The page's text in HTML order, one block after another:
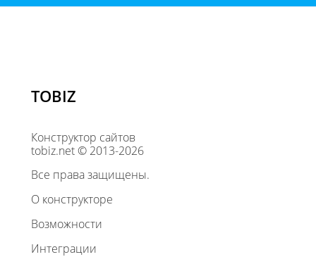
TOBIZ
Конструктор сайтов
tobiz.net © 2013-2026
Все права защищены.
О конструкторе
Возможности
Интеграции